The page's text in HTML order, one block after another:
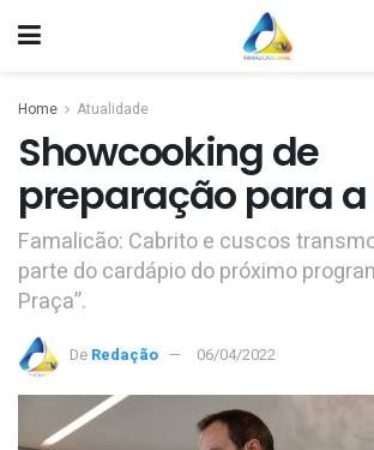
Home Atualidade
Showcooking de
preparação para a
Famalicão: Cabrito e cuscos
parte do cardápio do próximo
Praça”.
De Redação 06/04/2022